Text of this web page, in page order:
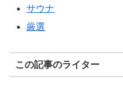
サウナ
厳選
この記事のライター